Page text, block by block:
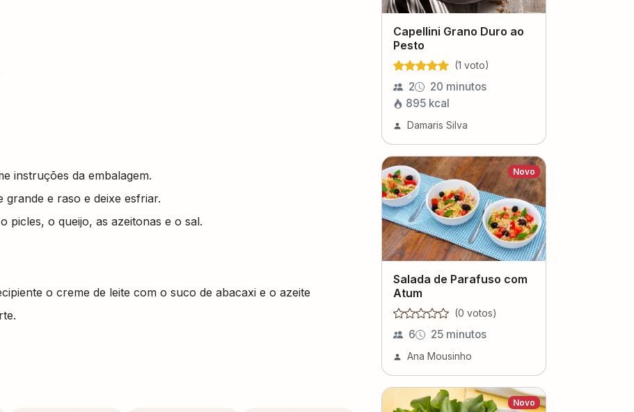
instruções da embalagem.
e raso e deixe esfriar.
picles, o queijo, as azeitonas e o sal.
o creme de leite com o suco de abacaxi e o azeite
Capellini Grano Duro ao
Pesto
(1 voto)
2
20 minutos
895 kcal
Damaris Silva
Novo
Salada de Parafuso com
Atum
(0 votos)
6 25 minutos
Ana Mousinho
Novo